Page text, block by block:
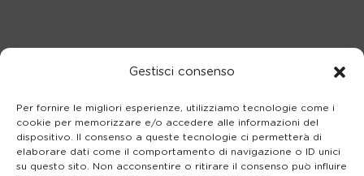
Gestisci consenso
Per fornire le migliori esperienze, utilizziamo tecnologie come i
cookie per memorizzare e/o accedere alle informazioni del
dispositivo. Il consenso a queste tecnologie ci permetterà di
elaborare dati come il comportamento di navigazione o ID unici
su questo sito. Non acconsentire o ritirare il consenso può influire